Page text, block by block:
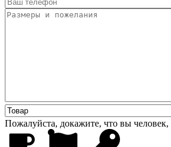
Пожалуйста, докажите, что вы человек,